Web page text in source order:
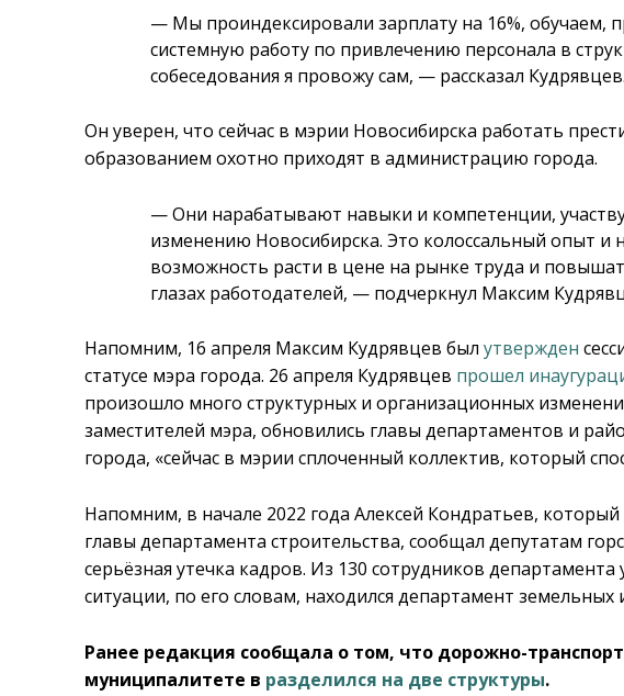
— Мы проиндексировали зарплату на 16%, обучаем,
системную работу по привлечению персонала в
собеседования я провожу сам, — рассказал Кудрявцев.
Он уверен, что сейчас в мэрии Новосибирска работать
образованием охотно приходят в администрацию города.
— Они нарабатывают навыки и компетенции,
изменению Новосибирска. Это колоссальный опыт
возможность расти в цене на рынке труда и
глазах работодателей, — подчеркнул Максим
Напомним, 16 апреля Максим Кудрявцев былутвержден
статусе мэра города. 26 апреля Кудрявцев прошел
произошло много структурных и организационных
заместителей мэра, обновились главы департаментов и
города, «сейчас в мэрии сплоченный коллектив, который
Напомним, в начале 2022 года Алексей Кондратьев,
главы департамента строительства, сообщал депутатам
серьёзная утечка кадров. Из 130 сотрудников
ситуации, по его словам, находился департамент
Ранее редакция сообщала о том, что дорожно-
муниципалитете в разделился на две структуры.